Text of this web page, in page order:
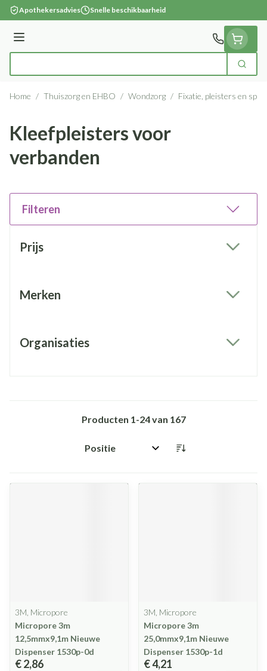
Ga naar de inhoud
Apothekersadvies Snelle beschikbaarheid
Menu
Zoek
Home / Thuiszorg en EHBO / Wondzorg / Fixatie, pleisters en
Kleefpleisters voor
verbanden
Filteren
Prijs
Merken
Organisaties
Producten 1-24van 167
Sorteer op:
3M, Micropore
Micropore 3m
12,5mmx9,1m Nieuwe
Dispenser 1530p-0d
€ 2,86
3M, Micropore
Micropore 3m
25,0mmx9,1m Nieuwe
Dispenser 1530p-1d
€ 4,21